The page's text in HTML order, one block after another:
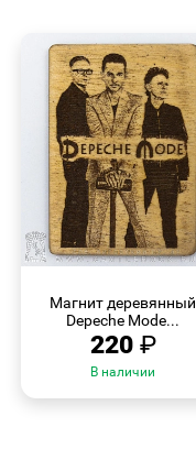
Магнит деревянный
Depeche Mode...
220 ₽
В наличии